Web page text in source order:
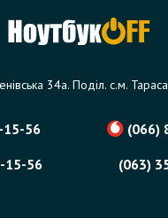
34а. Поділ. с.м.
15-56
(066)
15-56
(063)